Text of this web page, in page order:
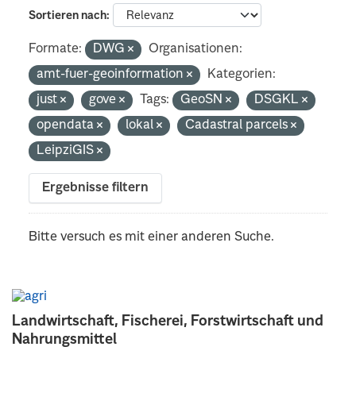
Landwirtschaft, Fischerei, Forstwirtschaft und
Nahrungsmittel
Sortieren nach
Formate: DWG
Organisationen:
amt-fuer-geoinformation
Kategorien:
just
gove Tags: GeoSN
DSGKL
opendata
lokal
Cadastral parcels
LeipziGIS
Ergebnisse filtern
Bitte versuch es mit einer anderen Suche.